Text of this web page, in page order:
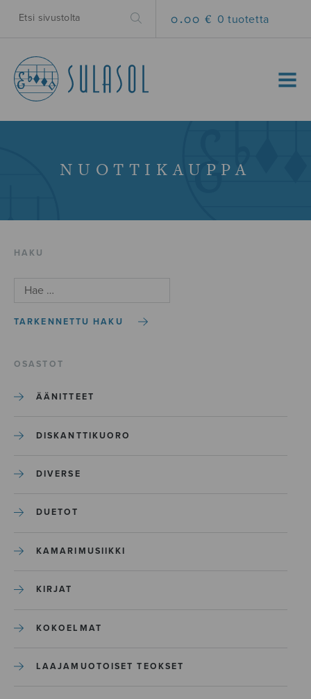
0.00 € 0 tuotetta
MENU
NUOTTIKAUPPA
HAKU
TARKENNETTU HAKU
OSASTOT
ÄÄNITTEET
DISKANTTIKUORO
DIVERSE
DUETOT
KAMARIMUSIIKKI
KIRJAT
KOKOELMAT
LAAJAMUOTOISET TEOKSET